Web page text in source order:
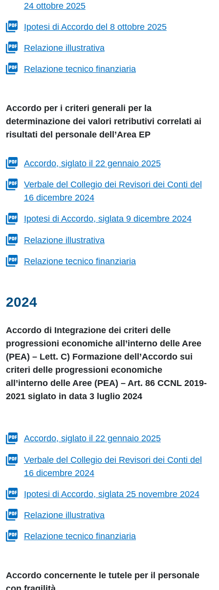
24 ottobre 2025
Ipotesi di Accordo del 8 ottobre 2025
Relazione illustrativa
Relazione tecnico finanziaria
Accordo per i criteri generali per la
determinazione dei valori retributivi correlati ai
risultati del personale dell’Area EP
Accordo, siglato il 22 gennaio 2025
Verbale del Collegio dei Revisori dei Conti del
16 dicembre 2024
Ipotesi di Accordo, siglata 9 dicembre 2024
Relazione illustrativa
Relazione tecnico finanziaria
2024
Accordo di Integrazione dei criteri delle
progressioni economiche all’interno delle Aree
(PEA) – Lett. C) Formazione dell’Accordo sui
criteri delle progressioni economiche
all’interno delle Aree (PEA) – Art. 86 CCNL 2019-
2021 siglato in data 3 luglio 2024
Accordo, siglato il 22 gennaio 2025
Verbale del Collegio dei Revisori dei Conti del
16 dicembre 2024
Ipotesi di Accordo, siglata 25 novembre 2024
Relazione illustrativa
Relazione tecnico finanziaria
Accordo concernente le tutele per il personale